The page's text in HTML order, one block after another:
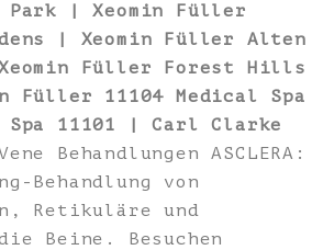
Park | Xeomin Füller
| Xeomin Füller Alten
Xeomin Füller Forest Hills
Füller 11104 Medical Spa
11101 | Carl Clarke
Behandlungen ASCLERA:
Behandlung von
Retikuläre und
Beine. Besuchen